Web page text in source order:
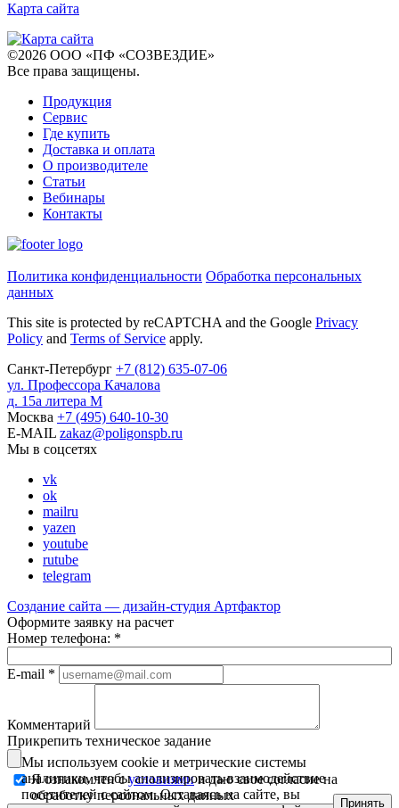
Карта сайта
©2026 ООО «ПФ «СОЗВЕЗДИЕ»
Все права защищены.
Продукция
Сервис
Где купить
Доставка и оплата
О производителе
Статьи
Вебинары
Контакты
Политика конфиденциальности Обработка персональных
данных
This site is protected by reCAPTCHA and the Google Privacy
Policy and Terms of Service apply.
Санкт-Петербург +7 (812) 635-07-06
ул. Профессора Качалова
д. 15а литера М
Москва +7 (495) 640-10-30
E-MAIL zakaz@poligonspb.ru
Мы в соцсетях
vk
ok
mailru
yazen
youtube
rutube
telegram
Создание сайта — дизайн-студия Артфактор
Оформите заявку на расчет
Номер телефона: *
E-mail *
Комментарий
Прикрепить техническое задание
Я ознакомлен сусловиямии даю свое согласие на
обработку персональных данных
Мы используем cookie и метрические системы
аналитики, чтобы анализировать взаимодействие
посетителей с сайтом. Оставаясь на сайте, вы
Принять